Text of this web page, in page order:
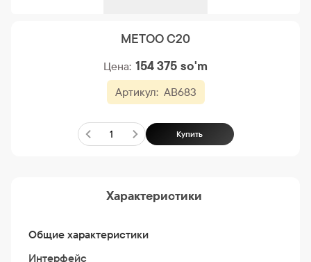
METOO C20
Артикул: AB683
Цена: 154 375 so'm
Купить
Характеристики
Общие характеристики
Интерфейс